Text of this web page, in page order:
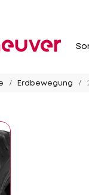
Erdbewegung